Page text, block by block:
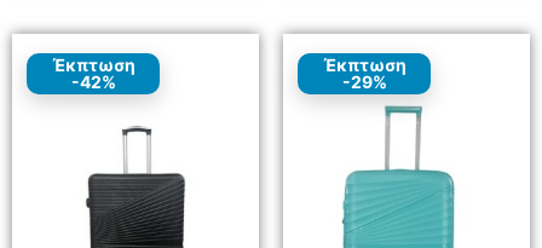
Έκπτωση
-42%
Έκπτωση
-29%